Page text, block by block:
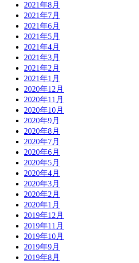
2021年8月
2021年7月
2021年6月
2021年5月
2021年4月
2021年3月
2021年2月
2021年1月
2020年12月
2020年11月
2020年10月
2020年9月
2020年8月
2020年7月
2020年6月
2020年5月
2020年4月
2020年3月
2020年2月
2020年1月
2019年12月
2019年11月
2019年10月
2019年9月
2019年8月